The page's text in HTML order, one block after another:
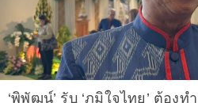
‘พิพัฒน์’ รับ ‘ภูมิใจไทย’ ต้อง